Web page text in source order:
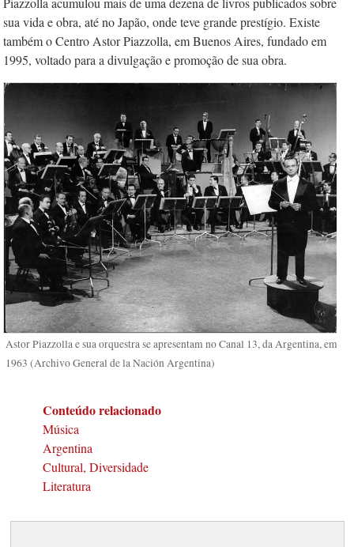
sua vida e obra, até no Japão, onde teve grande prestígio. Existe
também o Centro Astor Piazzolla, em Buenos Aires, fundado em
1995, voltado para a divulgação e promoção de sua obra.
Astor Piazzolla e sua orquestra se apresentam no Canal 13, da Argentina, em
1963 (Archivo General de la Nación Argentina)
Conteúdo relacionado
Música
Argentina
Cultural, Diversidade
Literatura